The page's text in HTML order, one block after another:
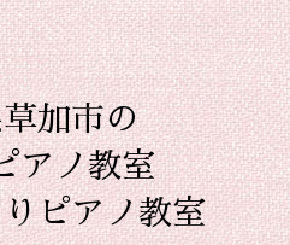
加市の
アノ教室
ピアノ教室